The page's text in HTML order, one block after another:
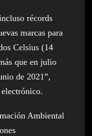
récords
marcas para
Celsius (14
que en julio
de 2021”,
Ambiental